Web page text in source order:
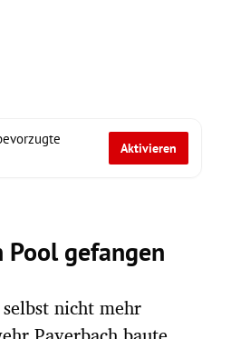
Aktivieren
gefangen
nicht mehr